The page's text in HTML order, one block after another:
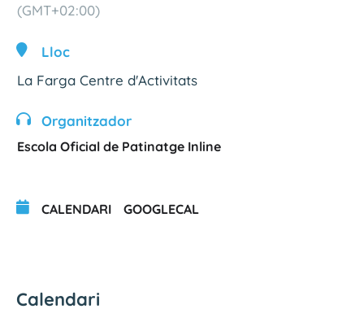
(GMT+02:00)
Lloc
La Farga Centre d'Activitats
Organitzador
Escola Oficial de Patinatge Inline
CALENDARI GOOGLECAL
Calendari